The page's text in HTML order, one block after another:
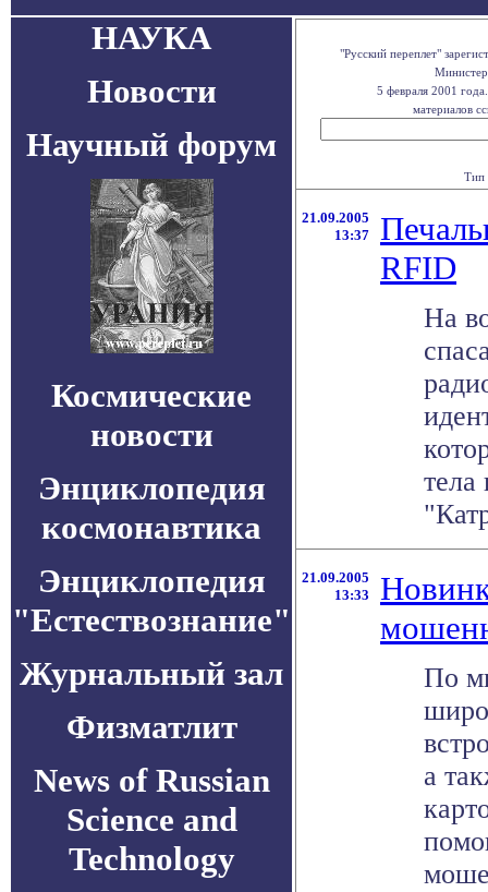
НАУКА
Новости
Научный форум
Космические
новости
Энциклопедия
космонавтика
Энциклопедия
"Естествознание"
Журнальный зал
Физматлит
News of Russian
Science and
Technology
"Русский переплет"
5 февраля 2001
материалов
Тип
21.09.2005
13:37
RFID
На
тела
21.09.2005
13:33
По
а